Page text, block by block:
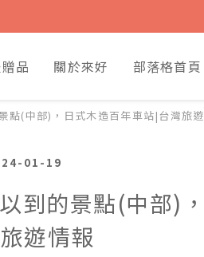
品 關於來好 部落格首頁
點(中部)，日式木造百年車站|台灣旅
01-19
到的景點(中部)
遊情報